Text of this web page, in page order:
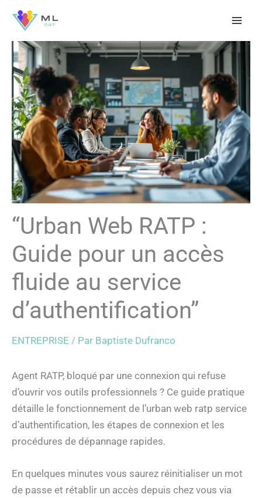
Aller
contenu
“Urban Web RATP :
Guide pour un accès
fluide au service
d’authentification”
ENTREPRISE / Par Baptiste Dufranco
Agent RATP, bloqué par une connexion qui refuse
d’ouvrir vos outils professionnels ? Ce guide pratique
détaille le fonctionnement de l’urban web ratp service
d’authentification, les étapes de connexion et les
procédures de dépannage rapides.
En quelques minutes vous saurez réinitialiser un mot
de passe et rétablir un accès depuis chez vous via